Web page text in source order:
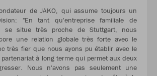
de JAKO, qui assume toujours un
"En tant qu'entreprise familiale de
se situe très proche de Stuttgart, nous
une relation globale très forte avec le
très fier que nous ayons pu établir avec le
à long terme qui permet aux deux
Nous n'avons pas seulement une